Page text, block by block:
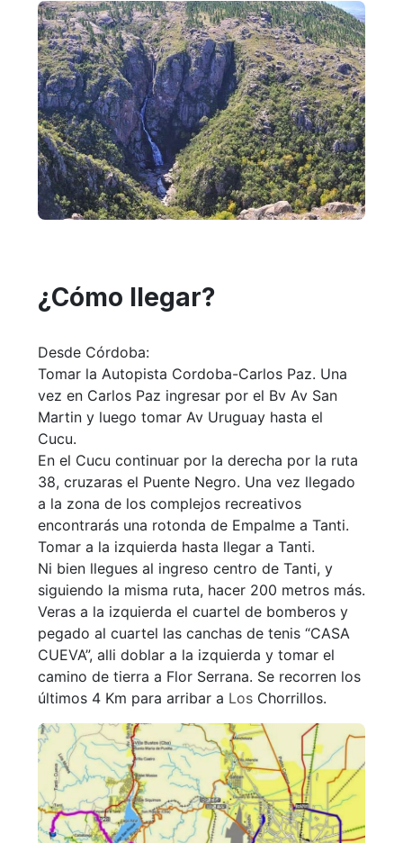
¿Cómo llegar?
Desde Córdoba:
Tomar la Autopista Cordoba-Carlos Paz. Una
vez en Carlos Paz ingresar por el Bv Av San
Martin y luego tomar Av Uruguay hasta el
Cucu.
En el Cucu continuar por la derecha por la ruta
38, cruzaras el Puente Negro. Una vez llegado
a la zona de los complejos recreativos
encontrarás una rotonda de Empalme a Tanti.
Tomar a la izquierda hasta llegar a Tanti.
Ni bien llegues al ingreso centro de Tanti, y
siguiendo la misma ruta, hacer 200 metros más.
Veras a la izquierda el cuartel de bomberos y
pegado al cuartel las canchas de tenis “CASA
CUEVA”, alli doblar a la izquierda y tomar el
camino de tierra a Flor Serrana. Se recorren los
últimos 4 Km para arribar a Los Chorrillos.